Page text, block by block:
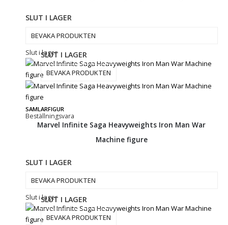
SLUT I LAGER
BEVAKA PRODUKTEN
Slut i lager
SAMLARFIGUR
Beställningsvara
SLUT I LAGER
BEVAKA PRODUKTEN
Marvel Infinite Saga Heavyweights Iron Man War
Machine figure
SLUT I LAGER
BEVAKA PRODUKTEN
Slut i lagerSLUT I LAGER
BEVAKA PRODUKTEN